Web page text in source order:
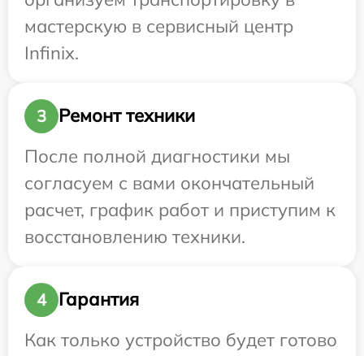
мастерскую в сервисный центр
Infinix.
3
Ремонт техники
После полной диагностики мы
согласуем с вами окончательный
расчет, график работ и приступим к
восстановлению техники.
4
Гарантия
Как только устройство будет готово